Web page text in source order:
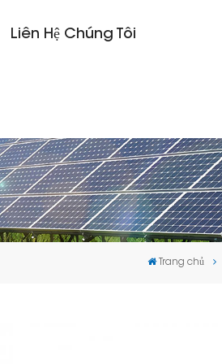
Liên Hệ Chúng Tôi
Trang chủ